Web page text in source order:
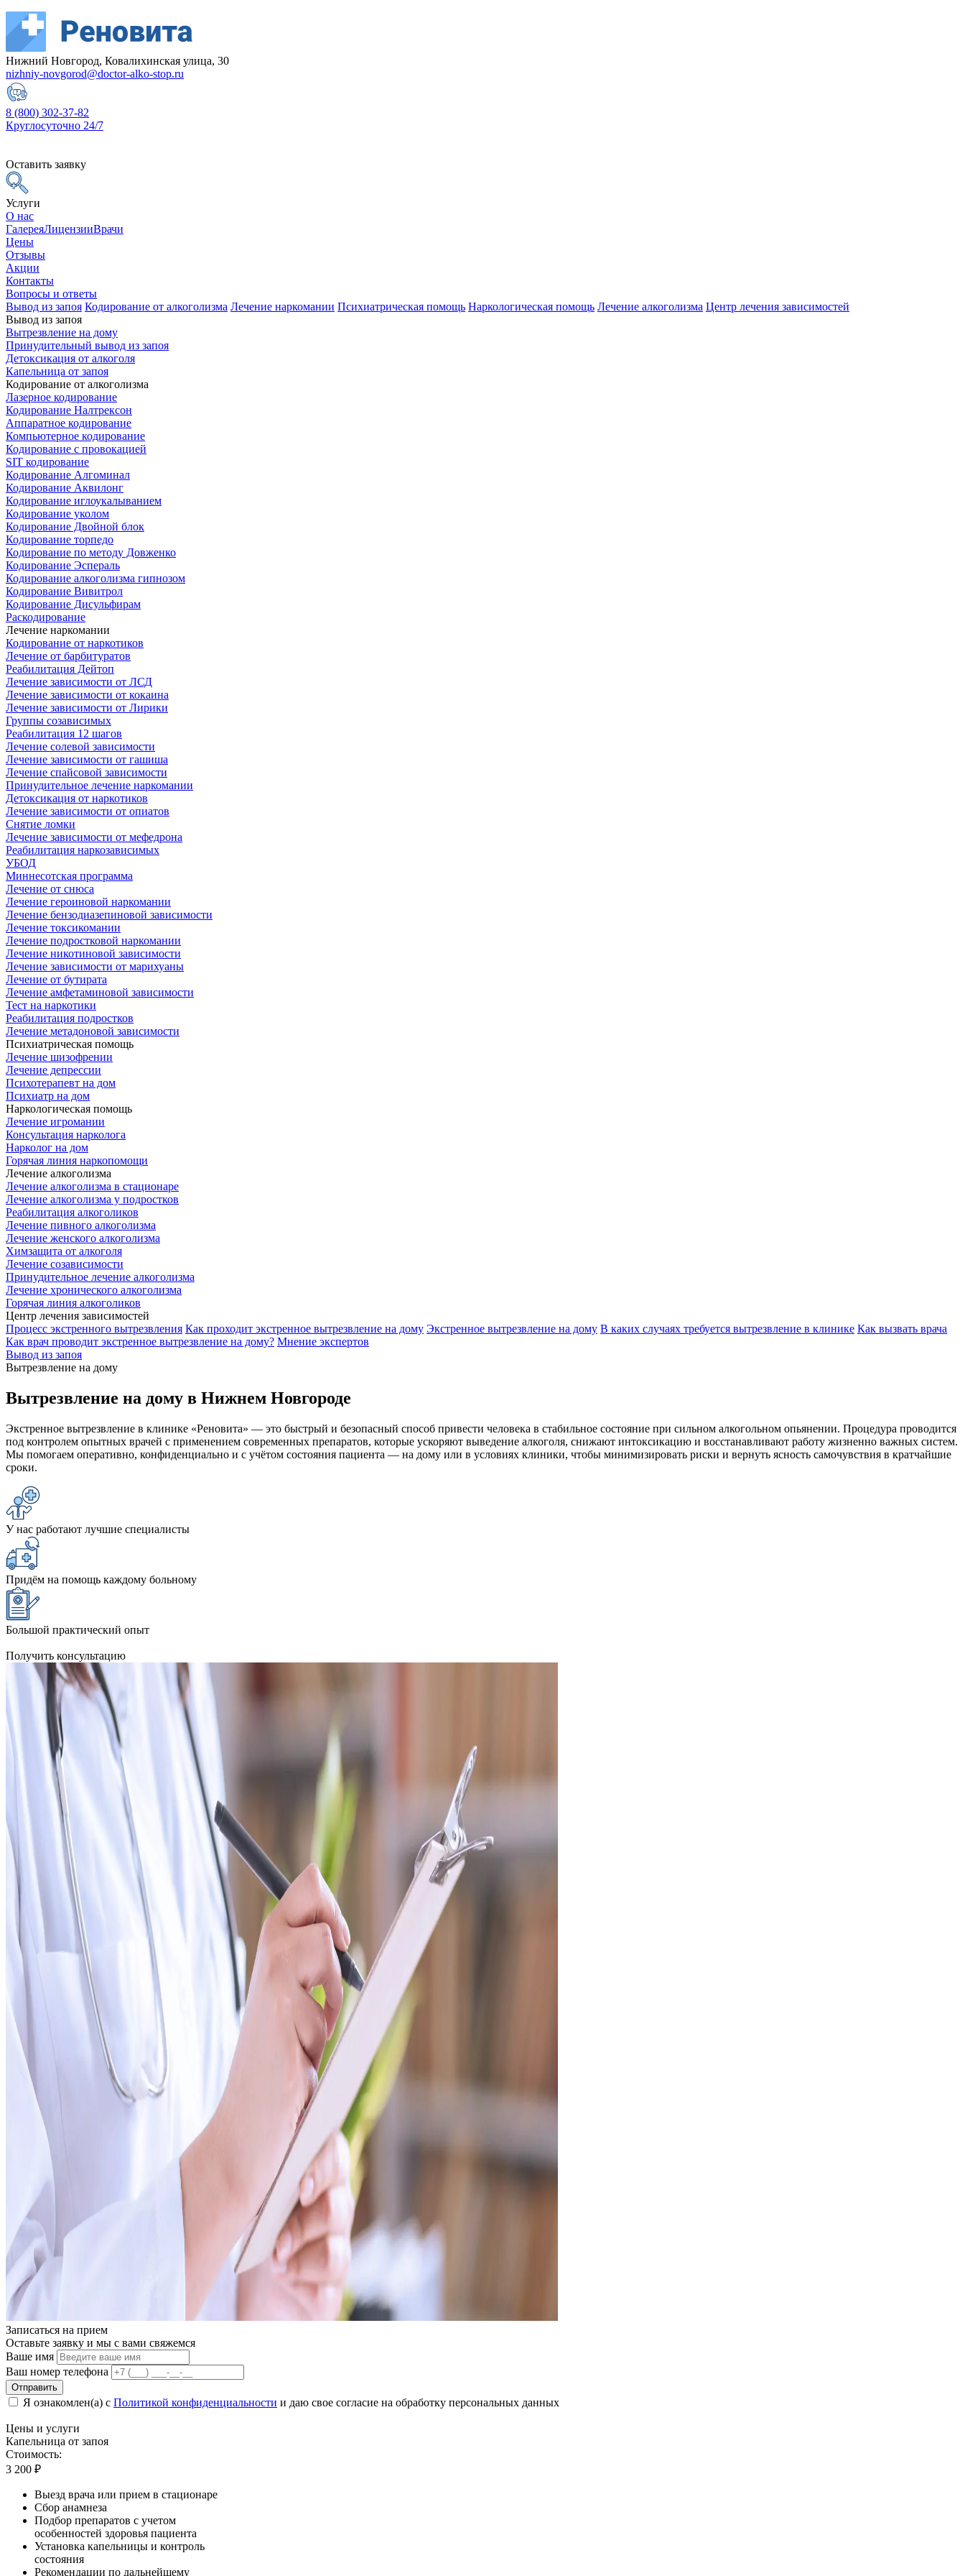
Нижний Новгород, Ковалихинская улица, 30
nizhniy-novgorod@doctor-alko-stop.ru
8 (800) 302-37-82
Круглосуточно 24/7
Оставить заявку
Услуги
О нас
ГалереяЛицензииВрачи
Цены
Отзывы
Акции
Контакты
Вопросы и ответы
Вывод из запоя Кодирование от алкоголизма Лечение наркомании Психиатрическая помощь Наркологическая помощь Лечение алкоголизма Центр лечения зависимостей
Вывод из запоя
Вытрезвление на дому
Принудительный вывод из запоя
Детоксикация от алкоголя
Капельница от запоя
Кодирование от алкоголизма
Лазерное кодирование
Кодирование Налтрексон
Аппаратное кодирование
Компьютерное кодирование
Кодирование с провокацией
SIT кодирование
Кодирование Алгоминал
Кодирование Аквилонг
Кодирование иглоукалыванием
Кодирование уколом
Кодирование Двойной блок
Кодирование торпедо
Кодирование по методу Довженко
Кодирование Эспераль
Кодирование алкоголизма гипнозом
Кодирование Вивитрол
Кодирование Дисульфирам
Раскодирование
Лечение наркомании
Кодирование от наркотиков
Лечение от барбитуратов
Реабилитация Дейтоп
Лечение зависимости от ЛСД
Лечение зависимости от кокаина
Лечение зависимости от Лирики
Группы созависимых
Реабилитация 12 шагов
Лечение солевой зависимости
Лечение зависимости от гашиша
Лечение спайсовой зависимости
Принудительное лечение наркомании
Детоксикация от наркотиков
Лечение зависимости от опиатов
Снятие ломки
Лечение зависимости от мефедрона
Реабилитация наркозависимых
УБОД
Миннесотская программа
Лечение от снюса
Лечение героиновой наркомании
Лечение бензодиазепиновой зависимости
Лечение токсикомании
Лечение подростковой наркомании
Лечение никотиновой зависимости
Лечение зависимости от марихуаны
Лечение от бутирата
Лечение амфетаминовой зависимости
Тест на наркотики
Реабилитация подростков
Лечение метадоновой зависимости
Психиатрическая помощь
Лечение шизофрении
Лечение депрессии
Психотерапевт на дом
Психиатр на дом
Наркологическая помощь
Лечение игромании
Консультация нарколога
Нарколог на дом
Горячая линия наркопомощи
Лечение алкоголизма
Лечение алкоголизма в стационаре
Лечение алкоголизма у подростков
Реабилитация алкоголиков
Лечение пивного алкоголизма
Лечение женского алкоголизма
Химзащита от алкоголя
Лечение созависимости
Принудительное лечение алкоголизма
Лечение хронического алкоголизма
Горячая линия алкоголиков
Центр лечения зависимостей
Процесс экстренного вытрезвления Как проходит экстренное вытрезвление на дому Экстренное вытрезвление на дому В каких случаях требуется вытрезвление в клинике Как вызвать врача
Как врач проводит экстренное вытрезвление на дому? Мнение экспертов
Вывод из запоя
Вытрезвление на дому
Вытрезвление на дому в Нижнем Новгороде
Экстренное вытрезвление в клинике «Реновита» — это быстрый и безопасный способ привести человека в стабильное состояние при сильном алкогольном опьянении. Процедура проводится
под контролем опытных врачей с применением современных препаратов, которые ускоряют выведение алкоголя, снижают интоксикацию и восстанавливают работу жизненно важных систем.
Мы помогаем оперативно, конфиденциально и с учётом состояния пациента — на дому или в условиях клиники, чтобы минимизировать риски и вернуть ясность самочувствия в кратчайшие
сроки.
У нас работают лучшие специалисты
Придём на помощь каждому больному
Большой практический опыт
Получить консультацию
Записаться на прием
Оставьте заявку и мы с вами свяжемся
Ваше имя
Ваш номер телефона
Отправить
Я ознакомлен(а) с Политикой конфиденциальности и даю свое cогласие на обработку персональных данных
Цены и услуги
Капельница от запоя
Стоимость:
3 200 ₽
Выезд врача или прием в стационаре
Сбор анамнеза
Подбор препаратов с учетом
особенностей здоровья пациента
Установка капельницы и контроль
состояния
Рекомендации по дальнейшему